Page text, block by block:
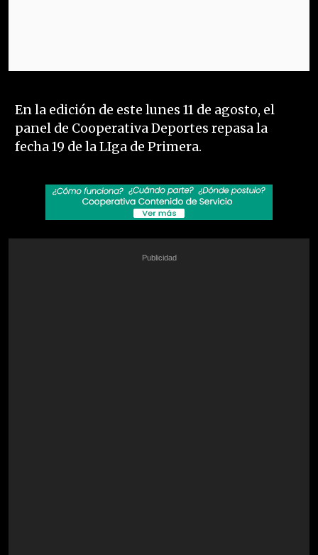
En la edición de este lunes 11 de agosto, el
panel de Cooperativa Deportes repasa la
fecha 19 de la LIga de Primera.